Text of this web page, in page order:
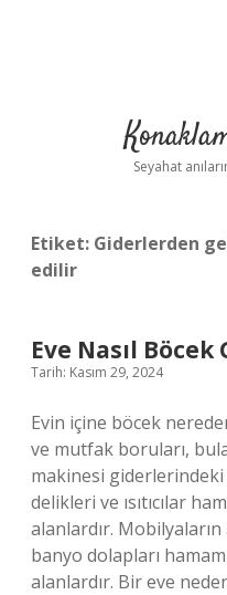
Seyahat
Etiket: Giderlerden
edilir
Eve Nasıl Böcek
Tarih: Kasım 29, 2024
Evin içine böcek
ve mutfak boruları,
makinesi
delikleri ve ısıtıcılar
alanlardır.
banyo dolapları
alanlardır. Bir eve